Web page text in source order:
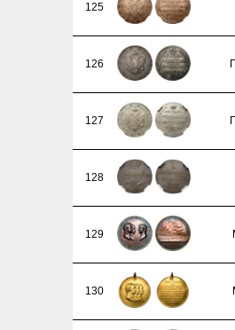
125
126
127
128
129
130